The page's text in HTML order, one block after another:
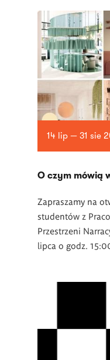
14 lip — 31 sie
O czym mówią
Zapraszamy na
studentów z
Przestrzeni
lipca o godz.